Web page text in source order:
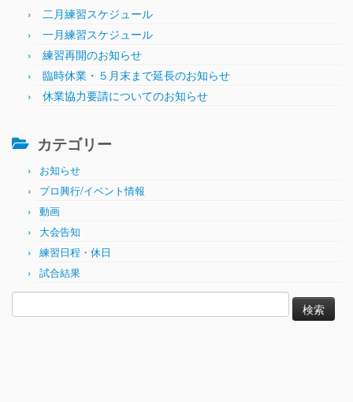
二月練習スケジュール
一月練習スケジュール
練習再開のお知らせ
臨時休業・５月末まで延長のお知らせ
休業協力要請についてのお知らせ
カテゴリー
お知らせ
プロ興行/イベント情報
動画
大会告知
練習日程・休日
試合結果
索: